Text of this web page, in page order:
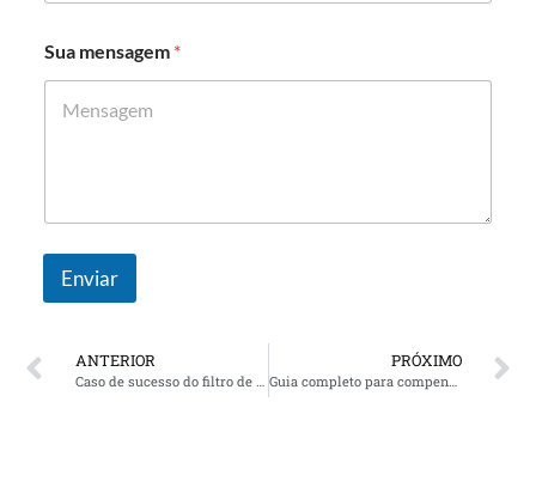
Sua mensagem *
Enviar
ANTERIOR
Caso de sucesso do filtro de energia ativo: Mitigação harmônica para um fabricante de silício monocristalino em Ningxia
PRÓXIMO
Guia completo para compensação de energia reativa na indústria siderúrgica usando sistemas SVG